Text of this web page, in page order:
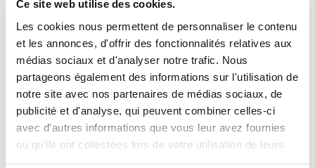
Ce site web utilise des cookies.
Les cookies nous permettent de personnaliser le contenu
et les annonces, d'offrir des fonctionnalités relatives aux
médias sociaux et d'analyser notre trafic. Nous
partageons également des informations sur l'utilisation de
notre site avec nos partenaires de médias sociaux, de
publicité et d'analyse, qui peuvent combiner celles-ci
avec d'autres informations que vous leur avez fournies
ou qu'ils ont collectées lors de votre utilisation de leurs
Le nose reste généreux pour favoriser le take off et
Rails
Les bevels de rails sont grands et hauts pour réduire au
maximum leurs effets avant le rising.
Ils sont couplés à de légers bevels de deck pour assouplir
encore le toucher d'eau.
Full PVC sandwich : Léger, rigide et performant, le
sandwich intégral PVC apporte le meilleur compromis